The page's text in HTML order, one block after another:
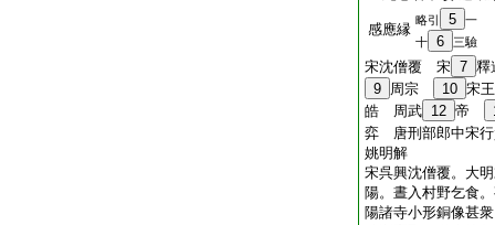
感應縁
略引 5
一
十
6 三驗
宋沈僧覆 宋 7
9 周宗 10 宋
皓 周武 12 帝
弈 唐刑部郎中宋
姚明解
宋呉興沈僧覆。大
陽。晝入村野乞食
陽諸寺小形銅像甚